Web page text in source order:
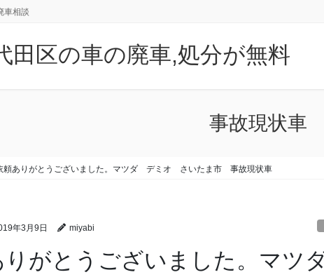
相談
田区の車の廃車,処分が無料
事故現状車
頼ありがとうございました。マツダ デミオ さいたま市 事故現状車
年3月9日 miyabi
りがとうございました。マ